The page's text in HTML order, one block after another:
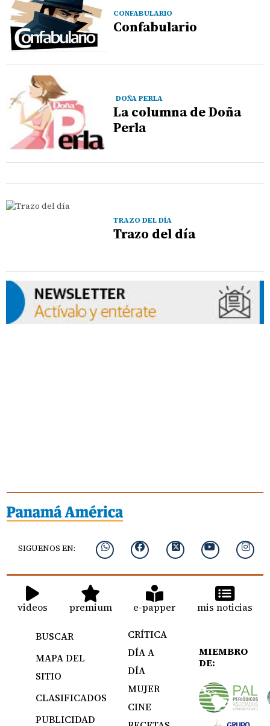
CONFABULARIO
Confabulario
DOÑA PERLA
La columna de Doña
Perla
TRAZO DEL DÍA
Trazo del día
SIGUENOS EN:
videos premium e-papper mis noticias
BUSCAR
MAPA DEL
SITIO
CLASIFICADOS
PUBLICIDAD
CRÍTICA
DÍA A
DÍA
MUJER
CINE
MIEMBRO
DE: